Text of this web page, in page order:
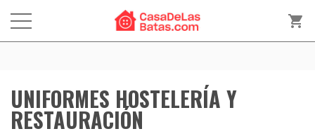
shopping_cart
UNIFORMES HOSTELERÍA Y
RESTAURACIÓN